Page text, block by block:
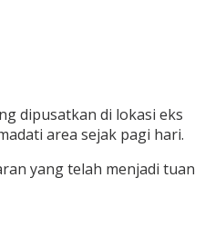
dipusatkan di lokasi eks
area sejak pagi hari.
yang telah menjadi tuan